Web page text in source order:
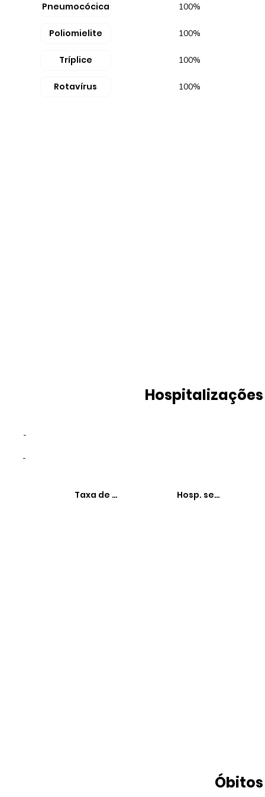
Pneumocócica
Poliomielite
Tríplice
Rotavírus
100%
100%
100%
100%
Taxa de hospitalizaçõesHosp. sensíveis à
-
-
Hospitalizações
Óbitos